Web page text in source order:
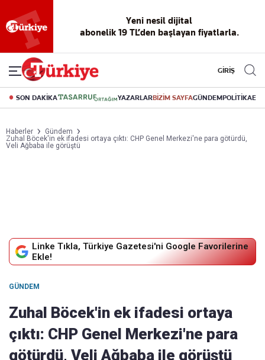
Yeni nesil dijital
abonelik 19 TL’den başlayan fiyatlarla.
GİRİŞ
SON DAKİKA YAZARLARBİZİM SAYFAGÜNDEMPOLİTİKA
Haberler
Gündem
Zuhal Böcek'in ek ifadesi ortaya çıktı: CHP Genel Merkezi'ne para götürdü,
Veli Ağbaba ile görüştü
Linke Tıkla, Türkiye Gazetesi'ni Google Favorilerine
Ekle!
GÜNDEM
Zuhal Böcek'in ek ifadesi ortaya
çıktı: CHP Genel Merkezi'ne para
götürdü, Veli Ağbaba ile görüştü